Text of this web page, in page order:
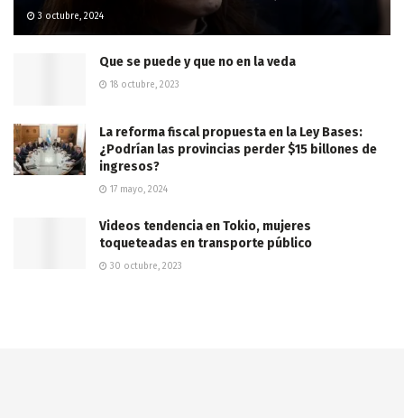
3 octubre, 2024
Que se puede y que no en la veda
18 octubre, 2023
La reforma fiscal propuesta en la Ley Bases:
¿Podrían las provincias perder $15 billones de
ingresos?
17 mayo, 2024
Videos tendencia en Tokio, mujeres
toqueteadas en transporte público
30 octubre, 2023